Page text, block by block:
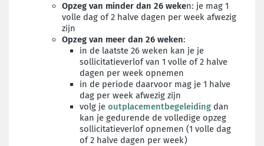
Opzeg van minder dan 26 weken: je mag 1
volle dag of 2 halve dagen per week afwezig
zijn
Opzeg van meer dan 26 weken:
in de laatste 26 weken kan je je
sollicitatieverlof van 1 volle of 2 halve
dagen per week opnemen
in de periode daarvoor mag je 1 halve
dag per week afwezig zijn
volg je outplacementbegeleiding dan
kan je gedurende de volledige opzeg
sollicitatieverlof opnemen (1 volle dag
of 2 halve dagen per week)